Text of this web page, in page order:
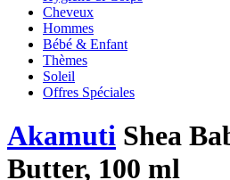
Cheveux
Hommes
Bébé & Enfant
Thèmes
Soleil
Offres Spéciales
Akamuti Shea
Butter, 100 ml